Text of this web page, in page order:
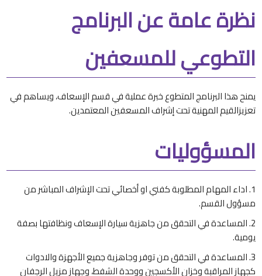
نظرة عامة عن البرنامج
التطوعي للمسعفين
يمنح هذا البرنامج المتطوع خبرة عملية في قسم الإسعاف، ويساهم في
تعزيزالقيم المهنية تحت إشراف المسعفين المعتمدين.
المسؤوليات
اداء المهام المطلوبة كفني او أخصائي تحت الإشراف المباشر من
مسؤول القسم.
المساعدة في التحقق من جاهزية سيارة الإسعاف ونظافتها بصفة
يومية.
المساعدة في التحقق من توفر وجاهزية جميع الأجهزة والادوات
كجهاز المراقبة وخزان الأكسجين ووحدة الشفط، وجهاز مزيل الرجفان